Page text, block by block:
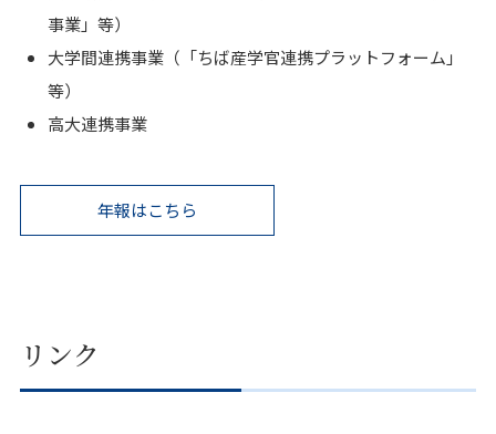
事業」等）
大学間連携事業（「ちば産学官連携プラットフォーム」
等）
高大連携事業
年報はこちら
リンク